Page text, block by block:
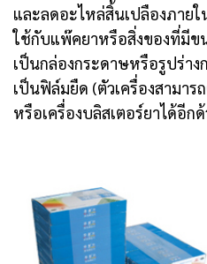
และลดอะไหล่สิ้นเปลืองภายใ
ใช้กับแพ๊คยาหรือสิ่งของที่มี
เป็นกล่องกระดาษหรือรูปร่า
เป็นฟิล์มยืด (ตัวเครื่องสามาร
หรือเครื่องบลิสเตอร์ยาได้อีก